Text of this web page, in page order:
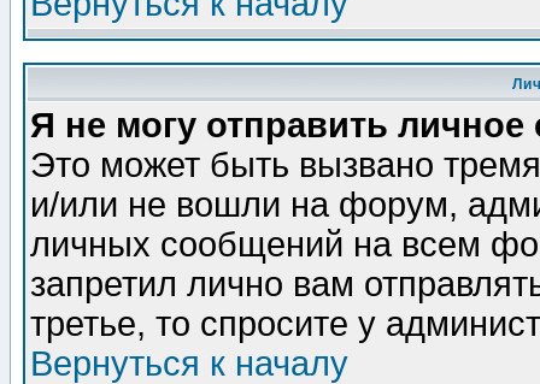
Я не могу отправить
Это может быть вызвано
и/или не вошли на форум,
личных сообщений на всем
запретил лично вам
третье, то спросите у
Вернуться к началу